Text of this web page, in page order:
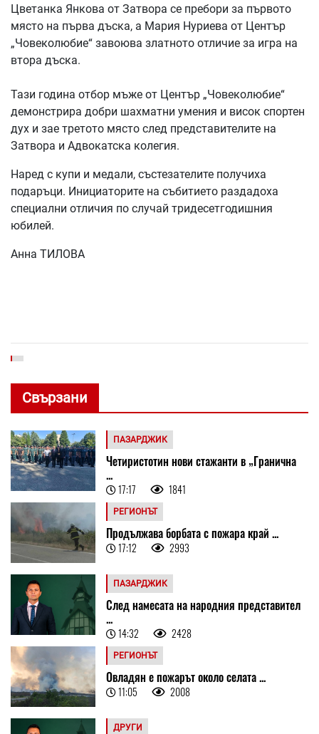
Цветанка Янкова от Затвора се пребори за първото
място на първа дъска, а Мария Нуриева от Център
„Човеколюбие“ завоюва златното отличие за игра на
втора дъска.
Тази година отбор мъже от Център „Човеколюбие“
демонстрира добри шахматни умения и висок спортен
дух и зае третото място след представителите на
Затвора и Адвокатска колегия.
Наред с купи и медали, състезателите получиха
подаръци. Инициаторите на събитието раздадоха
специални отличия по случай тридесетгодишния
юбилей.
Анна ТИЛОВА
Свързани
ПАЗАРДЖИК
Четиристотин нови стажанти в „Гранична
...
17:17 1841
РЕГИОНЪТ
Продължава борбата с пожара край ...
17:12 2993
ПАЗАРДЖИК
След намесата на народния представител
...
14:32 2428
РЕГИОНЪТ
Овладян е пожарът около селата ...
11:05 2008
ДРУГИ